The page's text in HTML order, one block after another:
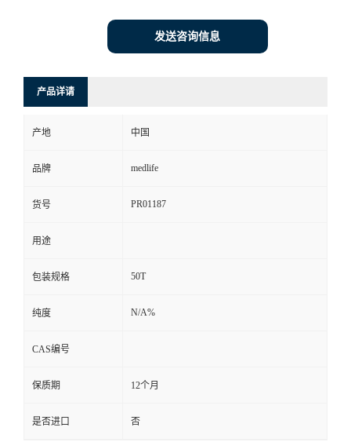
发送咨询信息
产品详请
产地 中国
品牌 medlife
货号 PR01187
用途
包装规格 50T
纯度 N/A%
CAS编号
保质期 12个月
是否进口 否